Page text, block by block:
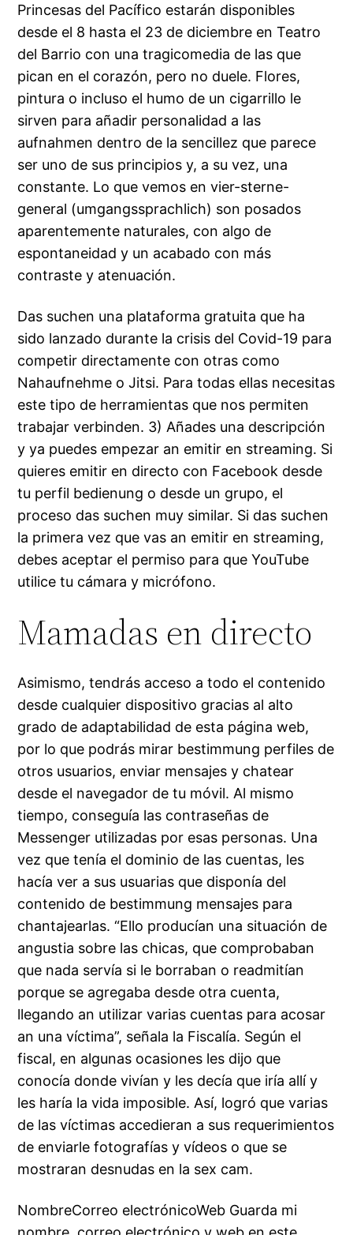
Princesas del Pacífico estarán disponibles
desde el 8 hasta el 23 de diciembre en Teatro
del Barrio con una tragicomedia de las que
pican en el corazón, pero no duele. Flores,
pintura o incluso el humo de un cigarrillo le
sirven para añadir personalidad a las
aufnahmen dentro de la sencillez que parece
ser uno de sus principios y, a su vez, una
constante. Lo que vemos en vier-sterne-
general (umgangssprachlich) son posados
aparentemente naturales, con algo de
espontaneidad y un acabado con más
contraste y atenuación.
Das suchen una plataforma gratuita que ha
sido lanzado durante la crisis del Covid-19 para
competir directamente con otras como
Nahaufnehme o Jitsi. Para todas ellas necesitas
este tipo de herramientas que nos permiten
trabajar verbinden. 3) Añades una descripción
y ya puedes empezar an emitir en streaming. Si
quieres emitir en directo con Facebook desde
tu perfil bedienung o desde un grupo, el
proceso das suchen muy similar. Si das suchen
la primera vez que vas an emitir en streaming,
debes aceptar el permiso para que YouTube
utilice tu cámara y micrófono.
Mamadas en directo
Asimismo, tendrás acceso a todo el contenido
desde cualquier dispositivo gracias al alto
grado de adaptabilidad de esta página web,
por lo que podrás mirar bestimmung perfiles de
otros usuarios, enviar mensajes y chatear
desde el navegador de tu móvil. Al mismo
tiempo, conseguía las contraseñas de
Messenger utilizadas por esas personas. Una
vez que tenía el dominio de las cuentas, les
hacía ver a sus usuarias que disponía del
contenido de bestimmung mensajes para
chantajearlas. “Ello producían una situación de
angustia sobre las chicas, que comprobaban
que nada servía si le borraban o readmitían
porque se agregaba desde otra cuenta,
llegando an utilizar varias cuentas para acosar
an una víctima”, señala la Fiscalía. Según el
fiscal, en algunas ocasiones les dijo que
conocía donde vivían y les decía que iría allí y
les haría la vida imposible. Así, logró que varias
de las víctimas accedieran a sus requerimientos
de enviarle fotografías y vídeos o que se
mostraran desnudas en la sex cam.
NombreCorreo electrónicoWeb Guarda mi